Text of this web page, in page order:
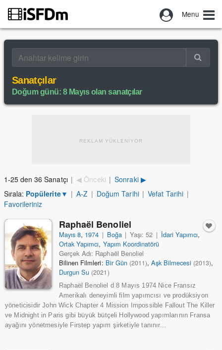
Menu
Sanatçılar
Doğum günü: 8 Mayıs olan sanatçılar
REKLAM YÜKLENİYOR
1-25 den 36 Sanatçı | ◀ Önceki | Sonraki ▶
Sırala: Popülerite▼ | A-Z | Doğum Tarihi | Vefat Tarihi |
Favorileriniz
Raphaël Benoliel
Mayıs 8, 1974 | Boğa | Yaşı: 52 | İdari Yapımcı,
Ortak Yapımcı, Yapım Koordinatörü
Gerçek Adı: Raphaël Benoliel
Bilinen Filmleri: Bir Gün (2011),Aşk Bilmecesi (2013),
Durgun Su (2021)
Raphaël Benoliel d 8 Mayıs 1974 Nice Fransız
Amerikalı deneyimli film yapımcısı ve prodüksiyon
yöneticisidir John Wick Chapter 4 Mission Impossible Fallout The Killer
ve Midnight in Paris gibi büyük bütçeli Hollywood yapımlarının Fransa
ayağını yönetmesiyle Firstep yapım şirketiyle tanınır...